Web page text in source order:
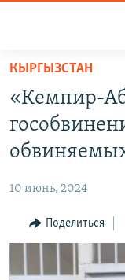
Вернуться
основному
содержанию
Вернутся
главной
Вернутся
поиску
ПОДПИСКА
КОНТАКТЫ
НАСТОЯЩЕЕ
МИГРАНТ МЕДИА
КЫРГЫЗСТАН
«Кемпир-
10 июнь, 2024
Поделиться